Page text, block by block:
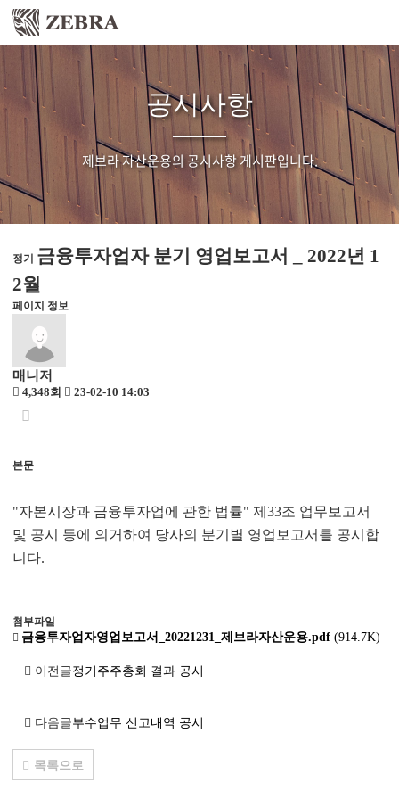
공시사항
제브라 자산운용의 공시사항 게시판입니다.
정기
금융투자업자 분기 영업보고서 _ 2022년 1
2월
페이지 정보
매니저
4,348회 23-02-10 14:03
본문
"자본시장과 금융투자업에 관한 법률" 제33조 업무보고서
및 공시 등에 의거하여 당사의 분기별 영업보고서를 공시합
니다.
첨부파일
금융투자업자영업보고서_20221231_제브라자산운용.pdf (914.7K)
이전글정기주주총회 결과 공시
다음글부수업무 신고내역 공시
목록으로